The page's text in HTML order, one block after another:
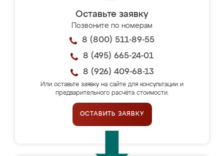
Оставьте заявку
Позвоните по номерам
8 (800) 511-89-55
8 (495) 665-24-01
8 (926) 409-68-13
Или оставьте заявку на сайте для консультации и
предварительного расчёта стоимости.
ОСТАВИТЬ ЗАЯВКУ